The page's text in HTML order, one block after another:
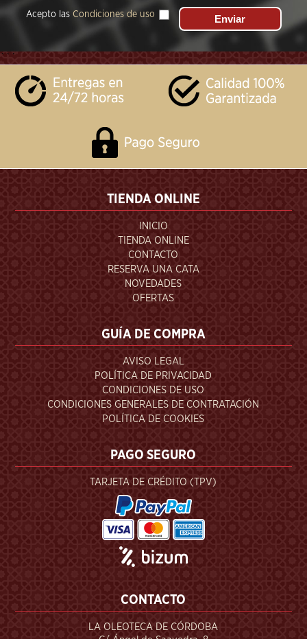
Acepto las Condiciones de uso
```
TIENDA ONLINE
INICIO
TIENDA ONLINE
CONTACTO
RESERVA UNA CATA
NOVEDADES
OFERTAS
GUÍA DE COMPRA
AVISO LEGAL
POLÍTICA DE PRIVACIDAD
CONDICIONES DE USO
CONDICIONES GENERALES DE CONTRATACIÓN
POLÍTICA DE COOKIES
PAGO SEGURO
TARJETA DE CRÉDITO (TPV)
CONTACTO
LA OLEOTECA DE CÓRDOBA